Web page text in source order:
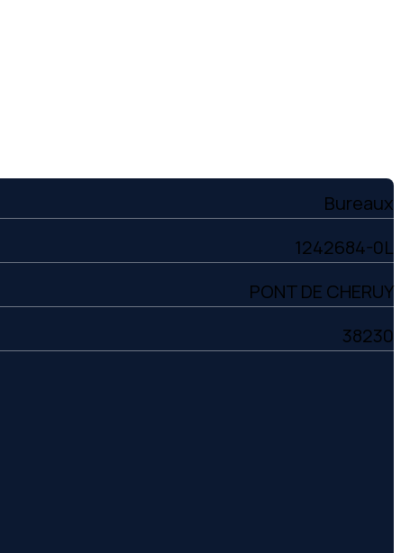
Bureaux
1242684-0L
PONT DE CHERUY
38230